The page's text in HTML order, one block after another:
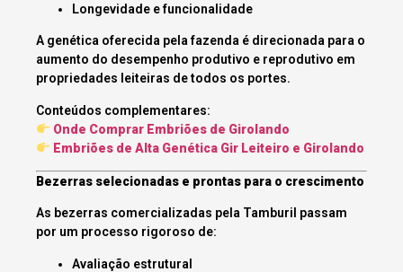
Longevidade e funcionalidade
A genética oferecida pela fazenda é direcionada para o
aumento do desempenho produtivo e reprodutivo em
propriedades leiteiras de todos os portes.
Conteúdos complementares:
Onde Comprar Embriões de Girolando
Embriões de Alta Genética Gir Leiteiro e Girolando
Bezerras selecionadas e prontas para o crescimento
As bezerras comercializadas pela Tamburil passam
por um processo rigoroso de:
Avaliação estrutural